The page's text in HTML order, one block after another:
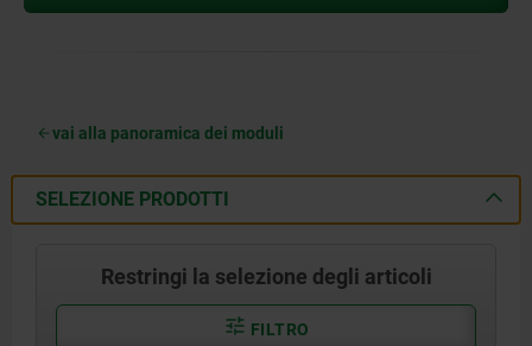
vai alla panoramica dei moduli
SELEZIONE PRODOTTI
Restringi la selezione degli articoli
FILTRO